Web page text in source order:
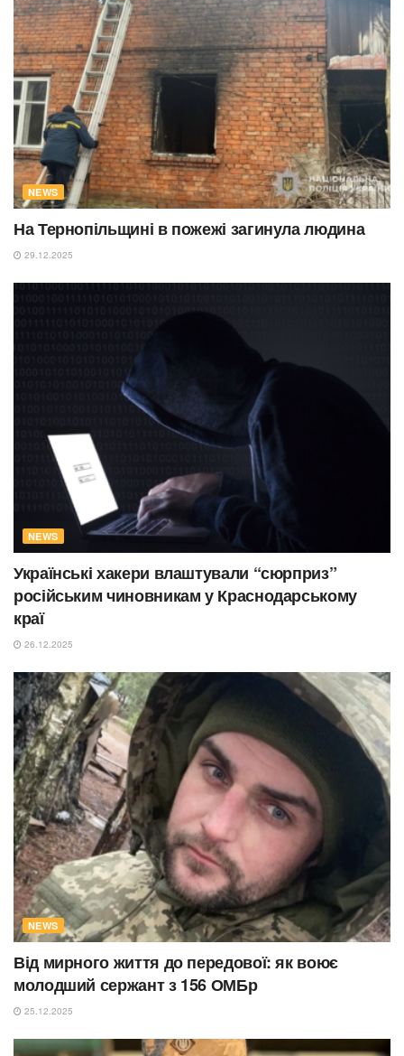
NEWS
На Тернопільщині в пожежі загинула людина
29.12.2025
NEWS
Українські хакери влаштували “сюрприз”
російським чиновникам у Краснодарському
краї
26.12.2025
NEWS
Від мирного життя до передової: як воює
молодший сержант з 156 ОМБр
25.12.2025